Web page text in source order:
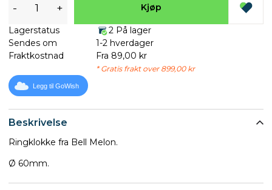
Beskrivelse
Ringklokke fra Bell Melon.
Ø 60mm.
- + Kjøp
Lagerstatus
2 På lager
Sendes om
1-2 hverdager
Fraktkostnad
Fra 89,00 kr
* Gratis frakt over 899,00 kr
Legg til GoWish